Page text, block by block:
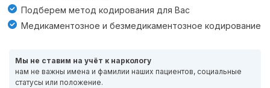
Подберем метод кодирования для Вас
Медикаментозное и безмедикаментозное кодирование
Мы не ставим на учёт к наркологу
нам не важны имена и фамилии наших пациентов, социальные
статусы или положение.